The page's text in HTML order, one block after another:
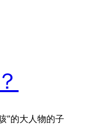
”的大人物的子